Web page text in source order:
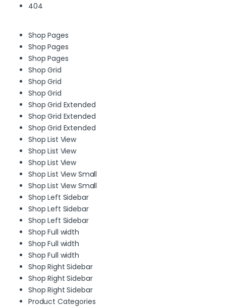
404
Shop Pages
Shop Pages
Shop Pages
Shop Grid
Shop Grid
Shop Grid
Shop Grid Extended
Shop Grid Extended
Shop Grid Extended
Shop List View
Shop List View
Shop List View
Shop List View Small
Shop List View Small
Shop Left Sidebar
Shop Left Sidebar
Shop Left Sidebar
Shop Full width
Shop Full width
Shop Full width
Shop Right Sidebar
Shop Right Sidebar
Shop Right Sidebar
Product Categories